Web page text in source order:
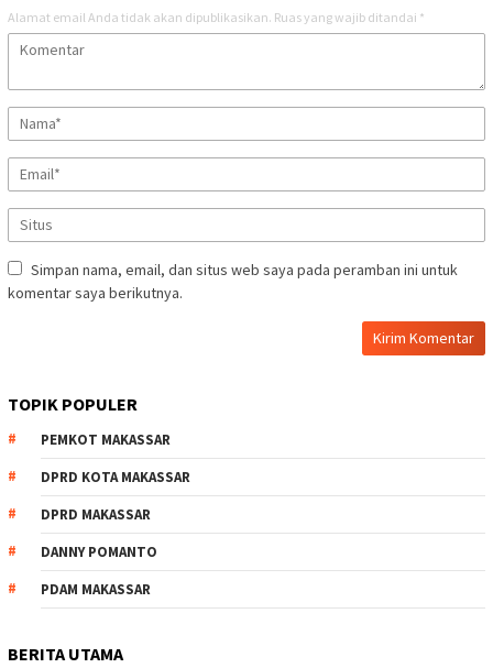
Alamat email Anda tidak akan dipublikasikan. Ruas yang wajib ditandai *
Simpan nama, email, dan situs web saya pada peramban ini untuk
komentar saya berikutnya.
TOPIK POPULER
PEMKOT MAKASSAR
DPRD KOTA MAKASSAR
DPRD MAKASSAR
DANNY POMANTO
PDAM MAKASSAR
BERITA UTAMA